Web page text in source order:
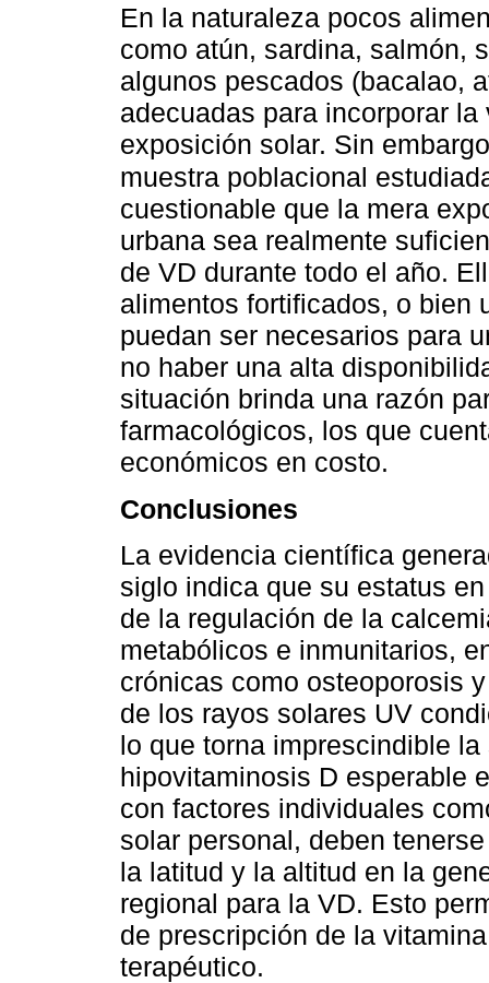
En la naturaleza pocos
como atún, sardina, salmón,
algunos pescados (bacalao,
adecuadas para incorporar
exposición solar. Sin
muestra poblacional
cuestionable que la mera
urbana sea realmente
de VD durante todo el año.
alimentos fortificados, o bien
puedan ser necesarios para
no haber una alta
situación brinda una razón
farmacológicos, los que
económicos en costo.
Conclusiones
La evidencia científica
siglo indica que su estatus
de la regulación de la
metabólicos e inmunitarios,
crónicas como osteoporosis
de los rayos solares UV
lo que torna imprescindible
hipovitaminosis D esperable
con factores individuales
solar personal, deben
la latitud y la altitud en la
regional para la VD. Esto
de prescripción de la
terapéutico.